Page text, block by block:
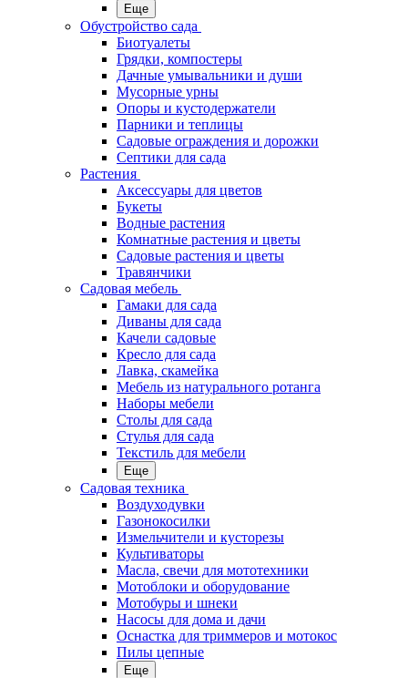
Еще
Обустройство сада
Биотуалеты
Грядки, компостеры
Дачные умывальники и души
Мусорные урны
Опоры и кустодержатели
Парники и теплицы
Садовые ограждения и дорожки
Септики для сада
Растения
Аксессуары для цветов
Букеты
Водные растения
Комнатные растения и цветы
Садовые растения и цветы
Травянчики
Садовая мебель
Гамаки для сада
Диваны для сада
Качели садовые
Кресло для сада
Лавка, скамейка
Мебель из натурального ротанга
Наборы мебели
Столы для сада
Стулья для сада
Текстиль для мебели
Еще
Садовая техника
Воздуходувки
Газонокосилки
Измельчители и кусторезы
Культиваторы
Масла, свечи для мототехники
Мотоблоки и оборудование
Мотобуры и шнеки
Насосы для дома и дачи
Оснастка для триммеров и мотокос
Пилы цепные
Еще